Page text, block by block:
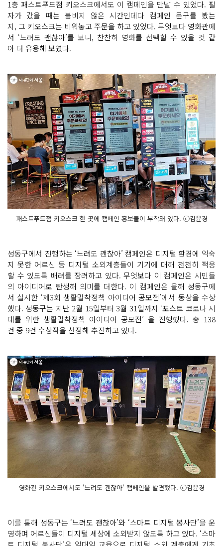
1층 패스트푸드점 키오스크에서도 이 캠페인을 만날 수 있었다. 필
자가 갔을 때는 붐비지 않은 시간인데다 캠페인 문구를 봤는
지, 그 키오스크는 비워놓고 주문을 하고 있었다. 무엇보다 영화관에
서 ‘느려도 괜찮아’를 보니, 찬찬히 영화를 선택할 수 있을 것 같
아 더 유용해 보였다.
패스트푸드점 키오스크 한 곳에 캠페인 홍보물이 부착돼 있다. ⓒ김윤경
성동구에서 진행하는 ‘느려도 괜찮아’ 캠페인은 디지털 환경에 익숙
지 못한 어르신 등 디지털 소외계층들이 기기에 대해 천천히 적응
할 수 있도록 배려를 장려하고 있다. 무엇보다 이 캠페인은 시민들
의 아이디어로 탄생해 의미를 더한다. 이 캠페인은 올해 성동구에
서 실시한 ‘제3회 생활밀착정책 아이디어 공모전’에서 동상을 수상
했다. 성동구는 지난 2월 15일부터 3월 31일까지 ‘포스트 코로나 시
대를 위한 생활밀착정책 아이디어 공모전’ 을 진행했다. 총 138
건 중 9건 수상작을 선정해 추진하고 있다.
영화관 키오스크에서도 '느려도 괜찮아' 캠페인을 발견했다. ⓒ김윤경
이를 통해 성동구는 ‘느려도 괜찮아’와 ‘스마트 디지털 봉사단’을 운
영하며 어르신들이 디지털 세상에 소외받지 않도록 하고 있다. ‘스마